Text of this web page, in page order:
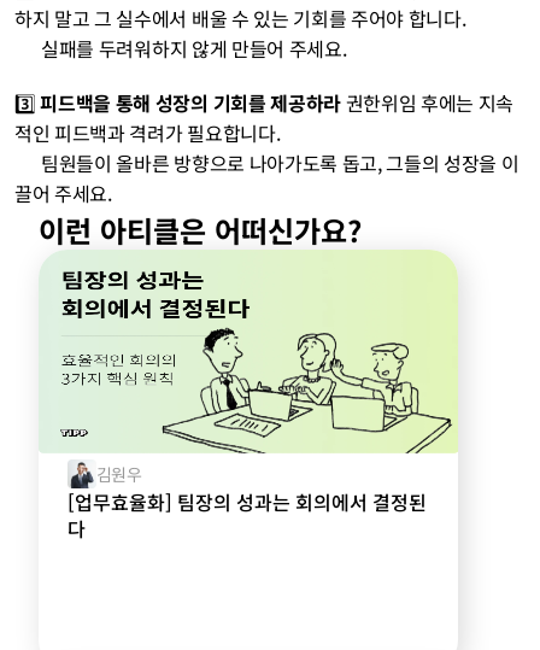
하지 말고 그 실수에서 배울 수 있는 기회를 주어야 합니다.
      실패를 두려워하지 않게 만들어 주세요.
3️⃣ 피드백을 통해 성장의 기회를 제공하라 권한위임 후에는 지속
적인 피드백과 격려가 필요합니다.
끌어 주세요.
이런 아티클은 어떠신가요?
김원우
[업무효율화] 팀장의 성과는 회의에서 결정된
다